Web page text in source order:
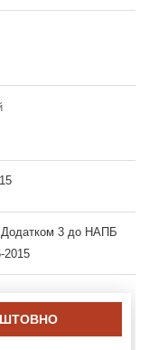
Додатком 3 до НАПБ
2015